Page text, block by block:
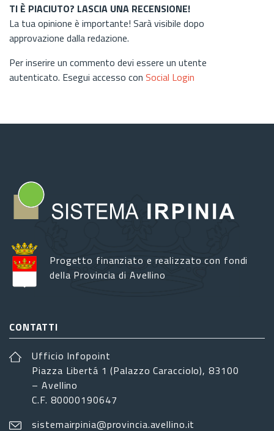
TI È PIACIUTO? LASCIA UNA RECENSIONE!
La tua opinione è importante! Sarà visibile dopo
approvazione dalla redazione.
Per inserire un commento devi essere un utente
autenticato. Esegui accesso con Social Login
Progetto finanziato e realizzato con fondi
della Provincia di Avellino
CONTATTI
Ufficio Infopoint
Piazza Libertá 1 (Palazzo Caracciolo), 83100
– Avellino
C.F. 80000190647
sistemairpinia@provincia.avellino.it